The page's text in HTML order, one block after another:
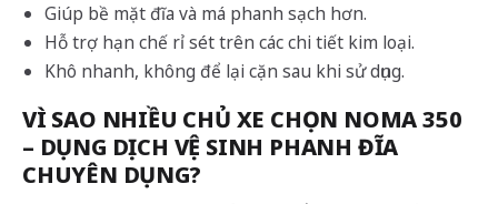
Giúp bề mặt đĩa và má phanh sạch hơn.
Hỗ trợ hạn chế rỉ sét trên các chi tiết kim loại.
Khô nhanh, không để lại cặn sau khi sử dụng.
VÌ SAO NHIỀU CHỦ XE CHỌN NOMA 350
– DỤNG DỊCH VỆ SINH PHANH ĐĨA
CHUYÊN DỤNG?